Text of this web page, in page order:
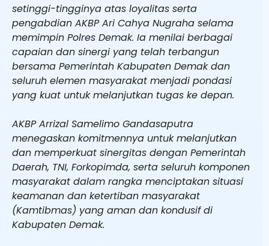
setinggi-tingginya atas loyalitas serta
pengabdian AKBP Ari Cahya Nugraha selama
memimpin Polres Demak. Ia menilai berbagai
capaian dan sinergi yang telah terbangun
bersama Pemerintah Kabupaten Demak dan
seluruh elemen masyarakat menjadi pondasi
yang kuat untuk melanjutkan tugas ke depan.
AKBP Arrizal Samelimo Gandasaputra
menegaskan komitmennya untuk melanjutkan
dan memperkuat sinergitas dengan Pemerintah
Daerah, TNI, Forkopimda, serta seluruh komponen
masyarakat dalam rangka menciptakan situasi
keamanan dan ketertiban masyarakat
(Kamtibmas) yang aman dan kondusif di
Kabupaten Demak.